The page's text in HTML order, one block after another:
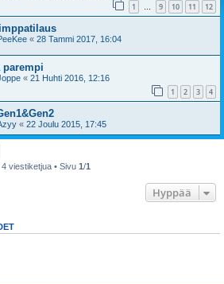
1 … 9 10 11 12
« 28 Tammi 2017, 16:04
parempi
« 21 Huhti 2016, 12:16
1 2 3 4
« 22 Joulu 2015, 17:45
4 viestiketjua • Sivu 1 /1
Hyppää